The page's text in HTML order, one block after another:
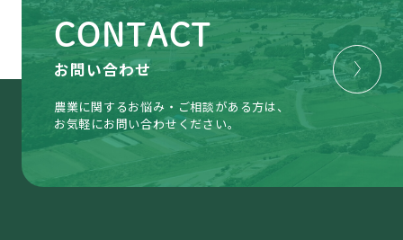
CONTACT
お問い合わせ
農業に関するお悩み・ご相談がある方は、
お気軽にお問い合わせください。